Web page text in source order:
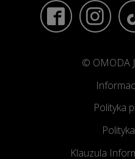
© OMODA
Polityka
Klauzula